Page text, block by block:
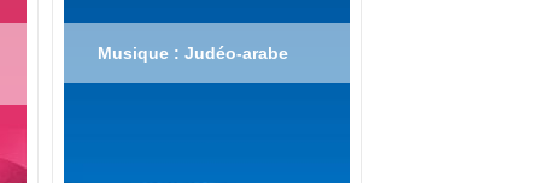
Musique : Judéo-arabe